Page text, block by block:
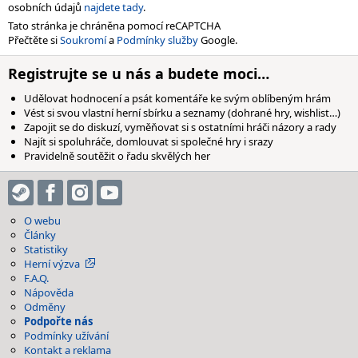
osobních údajů najdete tady.
Tato stránka je chráněna pomocí reCAPTCHA
Přečtěte siSoukromía Podmínky službyGoogle.
Registrujte se u nás a budete moci…
Udělovat hodnocení a psát komentáře ke svým oblíbeným hrám
Vést si svou vlastní herní sbírku a seznamy (dohrané hry, wishlist…)
Zapojit se do diskuzí, vyměňovat si s ostatními hráči názory a rady
Najít si spoluhráče, domlouvat si společné hry i srazy
Pravidelně soutěžit o řadu skvělých her
O webu
Články
Statistiky
Herní výzva
F.A.Q.
Nápověda
Odměny
Podpořte nás
Podmínky užívání
Kontakt a reklama